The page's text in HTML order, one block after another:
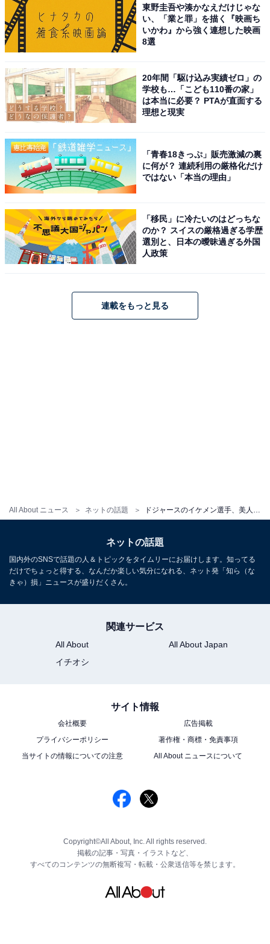
All About ニュース ネットの話題
東野圭吾や湊かなえだけじゃな
い、「業と罪」を描く『映画ち
いかわ』から強く連想した映画
8選
20年間「駆け込み実績ゼロ」の
学校も…「こども110番の家」
は本当に必要？ PTAが直面する
理想と現実
「青春18きっぷ」販売激減の裏
に何が？ 連続利用の厳格化だけ
ではない「本当の理由」
「移民」に冷たいのはどっちな
のか？ スイスの厳格過ぎる学歴
選別と、日本の曖昧過ぎる外国
人政策
連載をもっと見る
ネットの話題
国内外のSNSで話題の人＆トピックをタイムリーにお届けします。知ってる
だけでちょっと得する、なんだか楽しい気分になれる、ネット発「知ら（な
きゃ）損」ニュースが盛りだくさん。
関連サービス
All About
All About Japan
イチオシ
サイト情報
会社概要
広告掲載
プライバシーポリシー
著作権・商標・免責事項
当サイトの情報についての注意
All About ニュースについて
Copyright©All About, Inc. All rights reserved.
掲載の記事・写真・イラストなど、
すべてのコンテンツの無断複写・転載・公衆送信等を禁じます。